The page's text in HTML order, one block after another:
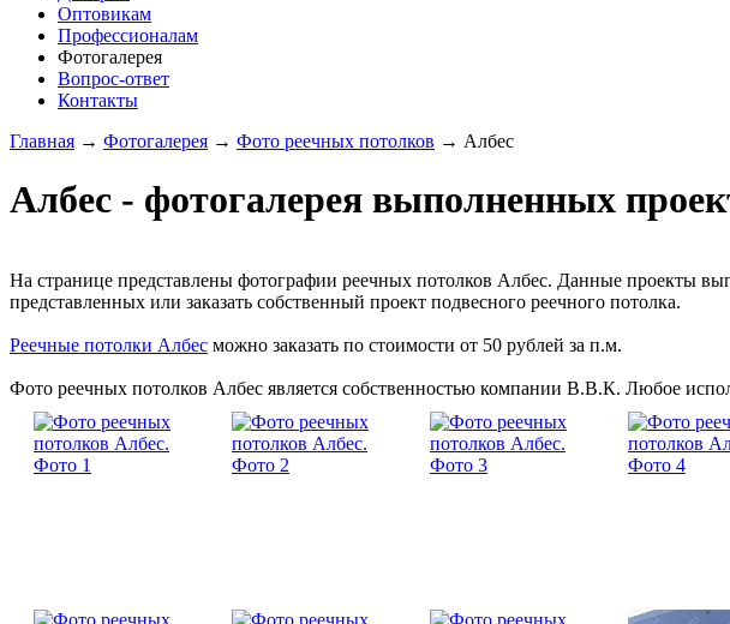
Оптовикам
Профессионалам
Фотогалерея
Вопрос-ответ
Контакты
Главная → Фотогалерея → Фото реечных потолков → Албес
Албес - фотогалерея выполненных
На странице представлены фотографии реечных потолков Албес. Данные проекты
представленных или заказать собственный проект подвесного реечного потолка.
Реечные потолки Албес можно заказать по стоимости от 50 рублей за п.м.
Фото реечных потолков Албес является собственностью компании В.В.К. Любое